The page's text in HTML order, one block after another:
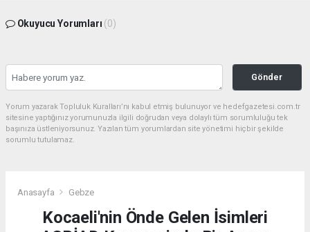
Okuyucu Yorumları (0)
Gönder
Yorum yazarak Topluluk Kuralları’nı kabul etmiş bulunuyor ve hedefgazetesi.com.tr
sitesine yaptığınız yorumunuzla ilgili doğrudan veya dolaylı tüm sorumluluğu tek
başınıza üstleniyorsunuz. Yazılan tüm yorumlardan site yönetimi hiçbir şekilde
sorumlu tutulamaz.
Anasayfa Gebze
Kocaeli'nin Önde Gelen İsimleri